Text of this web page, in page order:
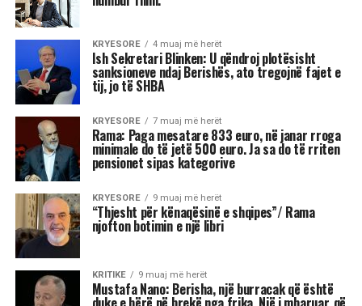
Ish-Sekretari amerikan i Shtetit, Antony Blinken
është pyetur gjatë një bashkëbisedimi “Harvard
Institute of Politics”, për shpalljen “non grata” të
Blinken thotë se qëndron plotësisht pas
sanksioneve të vendosura nga Departamenti
Amerikan i Shtetit ndaj Berishës, duke nënvizuar
se nuk ka asnjë dyshim apo hezitim për këtë